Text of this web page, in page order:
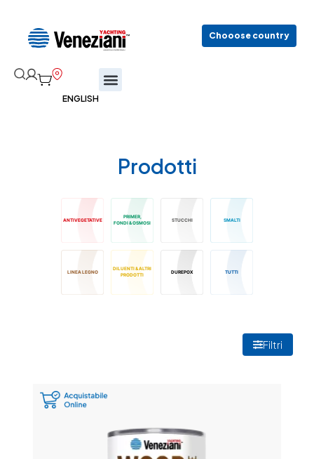
Chooose country
Prodotti
ANTIVEGETATIVE
PRIMER,
FONDI & OSMOSI
STUCCHI SMALTI
LINEA LEGNO
DILUENTI & ALTRI
PRODOTTI
DUREPOX TUTTI
Filtri